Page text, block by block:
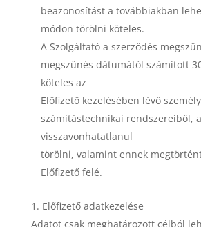
beazonosítást a továbbiakban
módon törölni köteles.
A Szolgáltató a szerződés
megszűnés dátumától számított
köteles az
Előfizető kezelésében lévő
számítástechnikai rendszereiből,
visszavonhatatlanul
törölni, valamint ennek
Előfizető felé.
Előfizető adatkezelése
Adatot csak meghatározott célból